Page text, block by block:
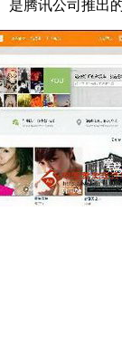
是腾讯公司推出